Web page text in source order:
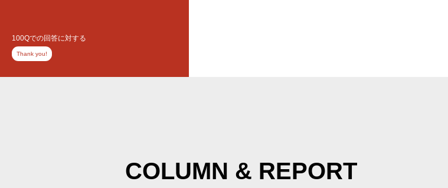
100Qでの回答に対する
Thank you!
COLUMN & REPORT